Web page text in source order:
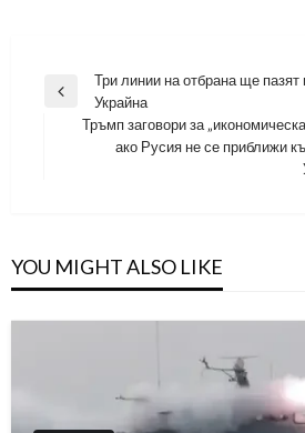
Навигация
Previous
Три линии на отбрана ще пазят
Украйна
Тръмп заговори за
ако Русия не се приближи
YOU MIGHT ALSO LIKE